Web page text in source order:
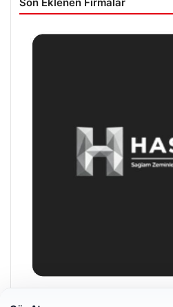
Son Eklenen Firmalar